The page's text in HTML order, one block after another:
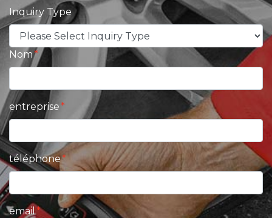
Inquiry Type
Nom
entreprise
téléphone
email